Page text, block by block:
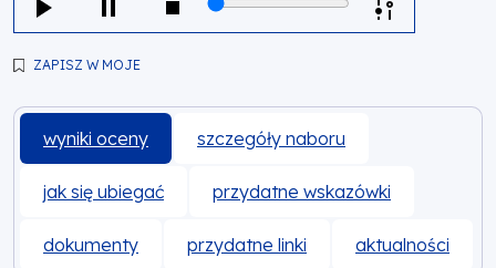
ZAPISZ W MOJE
wyniki oceny szczegóły naboru
jak się ubiegać przydatne wskazówki
dokumenty przydatne linki aktualności